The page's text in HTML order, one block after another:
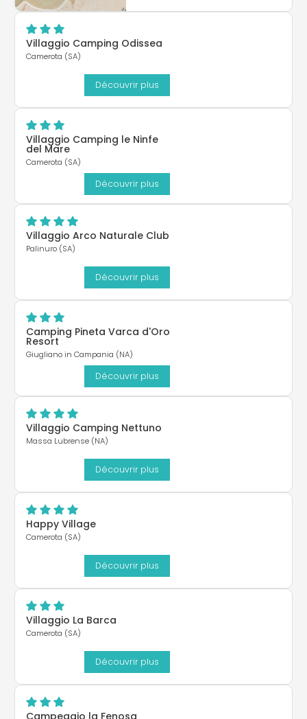
Villaggio Camping Odissea
Camerota (SA)
Découvrir plus
Villaggio Camping le Ninfe
del Mare
Camerota (SA)
Découvrir plus
Villaggio Arco Naturale Club
Palinuro (SA)
Découvrir plus
Camping Pineta Varca d'Oro
Resort
Giugliano in Campania (NA)
Découvrir plus
Villaggio Camping Nettuno
Massa Lubrense (NA)
Découvrir plus
Happy Village
Camerota (SA)
Découvrir plus
Villaggio La Barca
Camerota (SA)
Découvrir plus